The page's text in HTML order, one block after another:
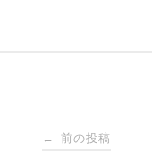
← 前の投稿